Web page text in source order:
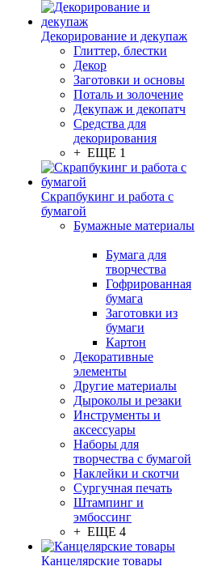
Декорирование и декупаж
Глиттер, блестки
Декор
Заготовки и основы
Поталь и золочение
Декупаж и декопатч
Средства для
декорирования
+ ЕЩЕ 1
Скрапбукинг и работа с
бумагой
Бумажные материалы
Бумага для
творчества
Гофрированная
бумага
Заготовки из
бумаги
Картон
Декоративные
элементы
Другие материалы
Дыроколы и резаки
Инструменты и
аксессуары
Наборы для
творчества с бумагой
Наклейки и скотчи
Сургучная печать
Штампинг и
эмбоссинг
+ ЕЩЕ 4
Канцелярские товары